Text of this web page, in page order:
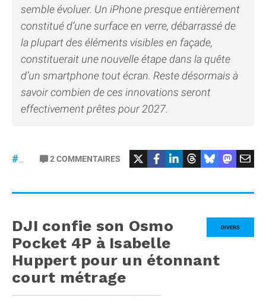
semble évoluer. Un iPhone presque entièrement
constitué d’une surface en verre, débarrassé de
la plupart des éléments visibles en façade,
constituerait une nouvelle étape dans la quête
d’un smartphone tout écran. Reste désormais à
savoir combien de ces innovations seront
effectivement prêtes pour 2027.
2COMMENTAIRES
DIVERS
DJI confie son Osmo
Pocket 4P à Isabelle
Huppert pour un étonnant
court métrage